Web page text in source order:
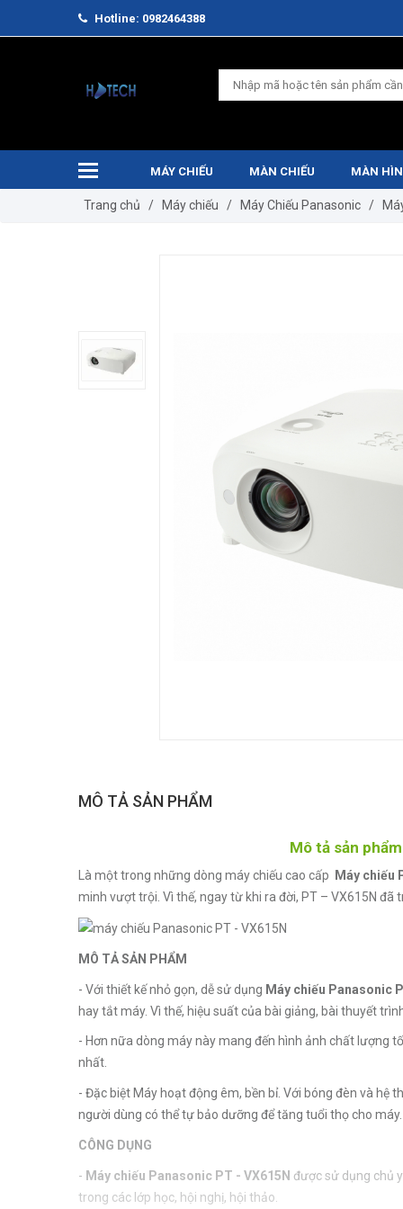
Hotline: 0982464388
MÁY CHIẾU MÀN CHIẾU MÀN
Trang chủ / Máy chiếu / Máy Chiếu Panasonic /
MÔ TẢ SẢN PHẨM
Mô tả sản
Là một trong những dòng máy chiếu cao cấp Máy chiếu
minh vượt trội. Vì thế, ngay từ khi ra đời, PT – VX615N
MÔ TẢ SẢN PHẨM
- Với thiết kế nhỏ gọn, dễ sử dụng Máy chiếu Panasonic
hay tắt máy. Vì thế, hiệu suất của bài giảng, bài thuyết
- Hơn nữa dòng máy này mang đến hình ảnh chất lượng
nhất.
- Đặc biệt Máy hoạt động êm, bền bỉ. Với bóng đèn và hệ
người dùng có thể tự bảo dưỡng để tăng tuổi thọ cho máy.
CÔNG DỤNG
- Máy chiếu Panasonic PT - VX615N được sử dụng chủ
trong các lớp học, hội nghị, hội thảo.